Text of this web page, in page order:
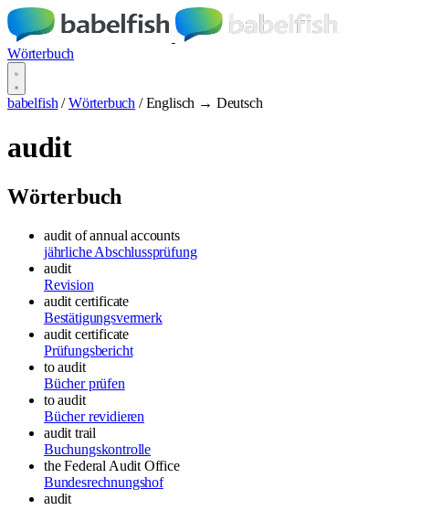
Wörterbuch
babelfish / Wörterbuch / Englisch → Deutsch
audit
Wörterbuch
audit of annual accounts
jährliche Abschlussprüfung
audit
Revision
audit certificate
Bestätigungsvermerk
audit certificate
Prüfungsbericht
to audit
Bücher prüfen
to audit
Bücher revidieren
audit trail
Buchungskontrolle
the Federal Audit Office
Bundesrechnungshof
audit